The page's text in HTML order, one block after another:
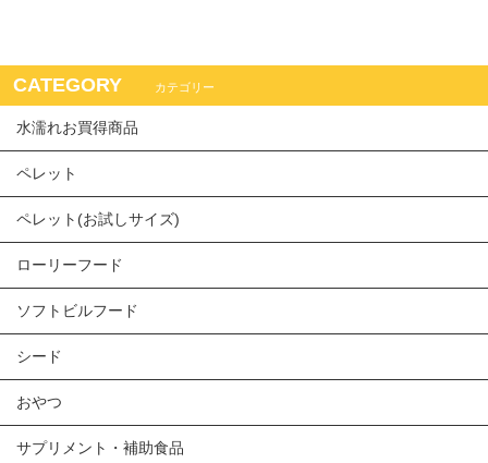
CATEGORY カテゴリー
水濡れお買得商品
ペレット
ペレット(お試しサイズ)
ローリーフード
ソフトビルフード
シード
おやつ
サプリメント・補助食品